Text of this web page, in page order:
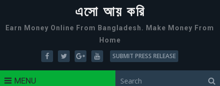
এসো আয় করি
Earn Money Online From Bangladesh. Make Money From
Home
SUBMIT PRESS RELEASE
MENU